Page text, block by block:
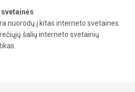
nuorodų į kitas interneto svetaines.
šalių interneto svetainių